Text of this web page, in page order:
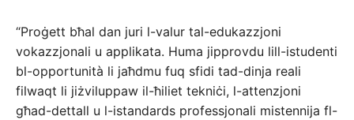
“Proġett bħal dan juri l-valur tal-edukazzjoni
vokazzjonali u applikata. Huma jipprovdu lill-istudenti
bl-opportunità li jaħdmu fuq sfidi tad-dinja reali
filwaqt li jiżviluppaw il-ħiliet tekniċi, l-attenzjoni
għad-dettall u l-istandards professjonali mistennija fl-